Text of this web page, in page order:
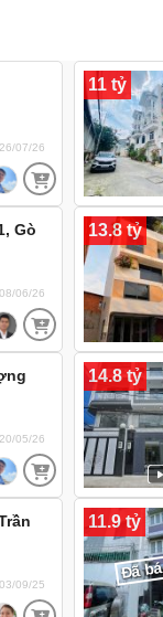
26/07/26
11 tỷ
Gò
08/06/26
13.8 tỷ
20/05/26
14.8 tỷ
03/09/25
11.9 tỷ
Đã